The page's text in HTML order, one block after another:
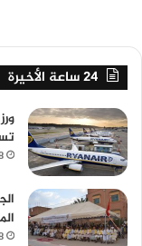
24 ساعة الأخيرة
8
8